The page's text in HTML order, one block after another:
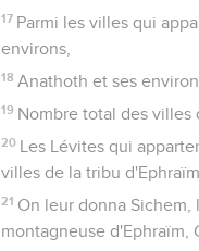
17 Parmi les villes qui
environs,
18 Anathoth et ses
19 Nombre total des villes
20 Les Lévites qui
villes de la tribu d'Ephraïm.
21 On leur donna Sichem,
montagneuse d'Ephraïm,